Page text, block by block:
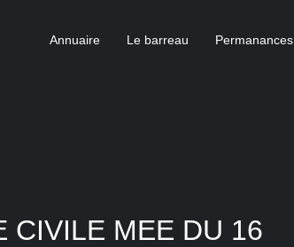
Annuaire Le barreau Permanances
CIVILE MEE DU 16